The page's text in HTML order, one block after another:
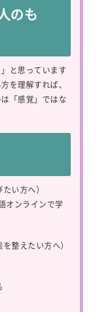
のも
と思っています
を理解すれば、
「感覚」ではな
い方へ）
オンラインで学
整えたい方へ）